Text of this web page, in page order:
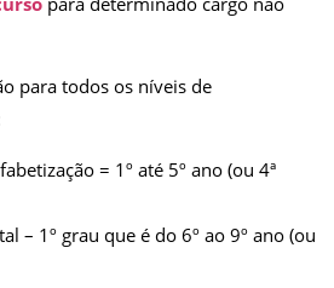
para todos os níveis de
= 1º até 5º ano (ou 4ª
– 1º grau que é do 6º ao 9º ano (ou